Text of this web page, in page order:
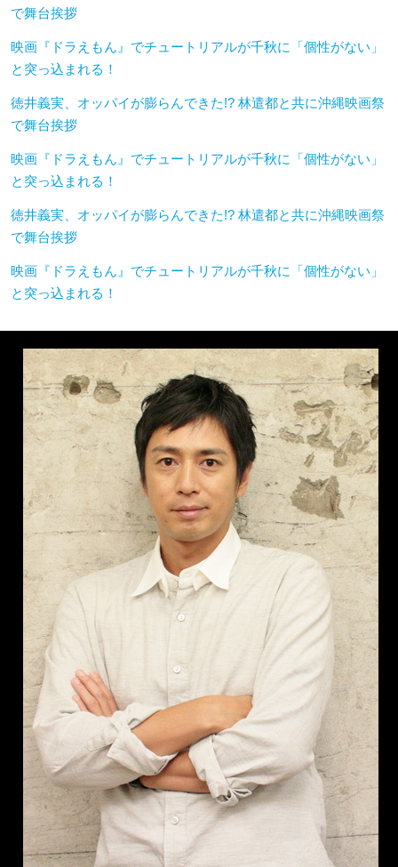
で舞台挨拶
映画『ドラえもん』でチュートリアルが千秋に「個性がない」
と突っ込まれる！
徳井義実、オッパイが膨らんできた!? 林遣都と共に沖縄映画祭
で舞台挨拶
映画『ドラえもん』でチュートリアルが千秋に「個性がない」
と突っ込まれる！
徳井義実、オッパイが膨らんできた!? 林遣都と共に沖縄映画祭
で舞台挨拶
映画『ドラえもん』でチュートリアルが千秋に「個性がない」
と突っ込まれる！